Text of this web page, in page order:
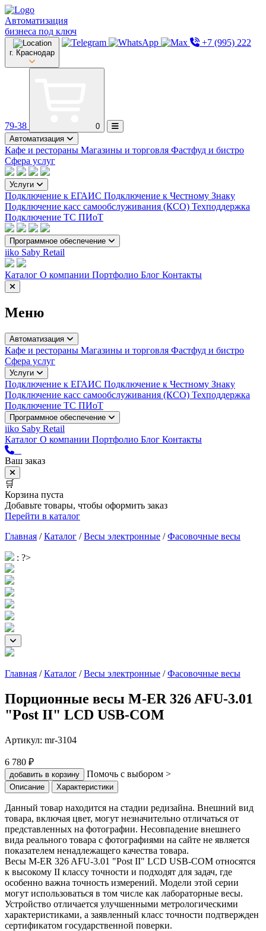
Автоматизация
бизнеса под ключ
г. Краснодар
+7 (995) 222
79-38
0
Автоматизация
Кафе и рестораны Магазины и торговля Фастфуд и бистро
Сфера услуг
Услуги
Подключение к ЕГАИС Подключение к Честному Знаку
Подключение касс самообслуживания (КСО) Техподдержка
Подключение ТС ПИоТ
Программное обеспечение
iiko Saby Retail
Каталог О компании Портфолио Блог Контакты
Меню
Автоматизация
Кафе и рестораны Магазины и торговля Фастфуд и бистро
Сфера услуг
Услуги
Подключение к ЕГАИС Подключение к Честному Знаку
Подключение касс самообслуживания (КСО) Техподдержка
Подключение ТС ПИоТ
Программное обеспечение
iiko Saby Retail
Каталог О компании Портфолио Блог Контакты
Ваш заказ
🛒
Корзина пуста
Добавьте товары, чтобы оформить заказ
Перейти в каталог
Главная /Каталог /Весы электронные /Фасовочные весы
: ?>
Главная /Каталог /Весы электронные /Фасовочные весы
Порционные весы M-ER 326 AFU-3.01
"Post II" LCD USB-COM
Артикул: mr-3104
6 780 ₽
добавить в корзину Помочь с выбором >
Описание Характеристики
Данный товар находится на стадии редизайна. Внешний вид
товара, включая цвет, могут незначительно отличаться от
представленных на фотографии. Несовпадение внешнего
вида реального товара с фотографиями на сайте не является
показателем ненадлежащего качества товара.
Весы M-ER 326 AFU-3.01 "Post II" LCD USB-COM относятся
к высокому II классу точности и подходят для задач, где
особенно важна точность измерений. Модели этой серии
могут использоваться в том числе как лабораторные весы.
Устройство отличается улучшенными метрологическими
характеристиками, а заявленный класс точности подтвержден
сертификатом государственной поверки.